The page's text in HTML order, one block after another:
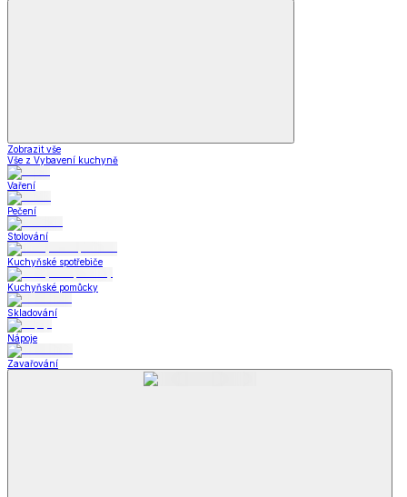
Zobrazit vše
Vše z Vybavení kuchyně
Vaření
Pečení
Stolování
Kuchyňské spotřebiče
Kuchyňské pomůcky
Skladování
Nápoje
Zavařování